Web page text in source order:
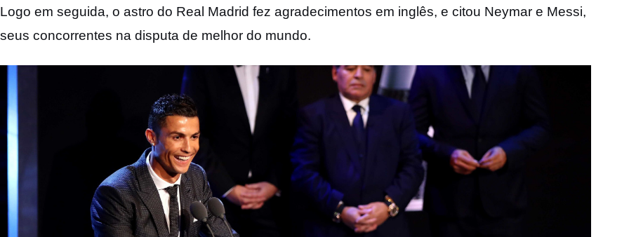
Logo em seguida, o astro do Real Madrid fez agradecimentos em inglês, e citou Neymar e Messi,
seus concorrentes na disputa de melhor do mundo.